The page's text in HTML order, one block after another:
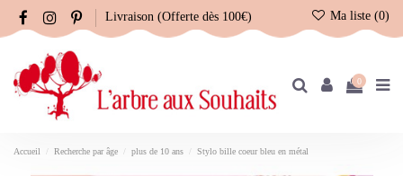
Livraison (Offerte dès 100€) Ma liste (0)
0
Accueil Recherche par âge plus de 10 ans Stylo bille coeur bleu en métal